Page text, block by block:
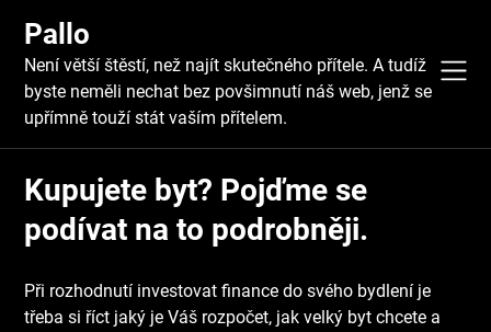
content
Pallo
Není větší štěstí, než najít skutečného přítele. A tudíž
byste neměli nechat bez povšimnutí náš web, jenž se
upřímně touží stát vaším přítelem.
Kupujete byt? Pojďme se
podívat na to podrobněji.
Při rozhodnutí investovat finance do svého bydlení je
třeba si říct jaký je Váš rozpočet, jak velký byt chcete a